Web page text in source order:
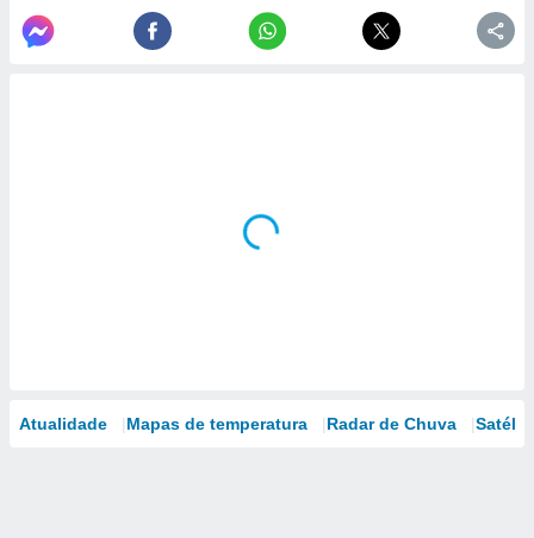
Atualidade Mapas de temperatura Radar de Chuva